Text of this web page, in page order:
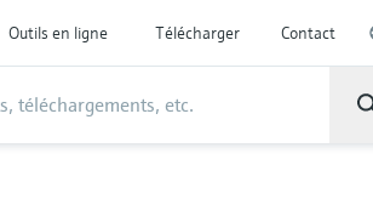
Outils en ligne Télécharger Contact